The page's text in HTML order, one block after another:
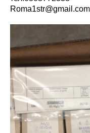
Roma1str@gmail.com